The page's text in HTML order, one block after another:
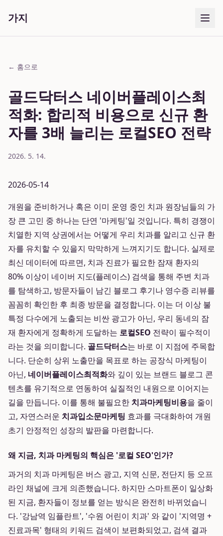
가지
← 홈으로
골드닥터스 네이버플레이스최
적화: 합리적 비용으로 신규 환
자를 3배 늘리는 로컬SEO 전략
2026. 5. 14.
2026-05-14
개원을 준비하거나 혹은 이미 운영 중인 치과 원장님들의 가
장 큰 고민 중 하나는 단연 '마케팅'일 것입니다. 특히 경쟁이
치열한 지역 상권에서는 어떻게 우리 치과를 알리고 신규 환
자를 유치할 수 있을지 막막하게 느껴지기도 합니다. 실제로
최신 데이터에 따르면, 치과 진료가 필요한 잠재 환자의
80% 이상이 네이버 지도(플레이스) 검색을 통해 주변 치과
를 탐색하고, 방문자들이 남긴 블로그 후기나 영수증 리뷰를
꼼꼼히 확인한 후 최종 방문을 결정합니다. 이는 더 이상 불
특정 다수에게 노출되는 비싼 광고가 아닌, 우리 동네의 잠
재 환자에게 정확하게 도달하는 로컬SEO 전략이 필수적이
라는 것을 의미합니다. 골드닥터스는 바로 이 지점에 주목합
니다. 단순히 상위 노출만을 목표로 하는 공장식 마케팅이
아닌, 네이버플레이스최적화와 깊이 있는 브랜드 블로그 콘
텐츠를 유기적으로 연동하여 실질적인 내원으로 이어지는
길을 만듭니다. 이를 통해 불필요한치과마케팅비용을 줄이
고, 자연스러운 치과입소문마케팅 효과를 극대화하여 개원
초기 안정적인 성장의 발판을 마련합니다.
왜 지금, 치과 마케팅의 핵심은 '로컬 SEO'인가?
과거의 치과 마케팅은 버스 광고, 지역 신문, 전단지 등 오프
라인 채널에 크게 의존했습니다. 하지만 스마트폰이 일상화
된 지금, 환자들이 정보를 얻는 방식은 완전히 바뀌었습니
다. '강남역 임플란트', '수원 어린이 치과' 와 같이 '지역명 +
진료과목' 형태의 키워드 검색이 보편화되었고, 검색 결과